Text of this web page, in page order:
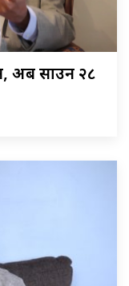
अब साउन २८